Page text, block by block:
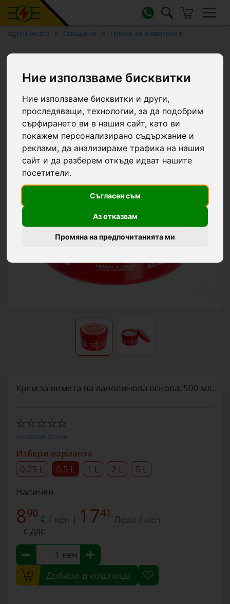
Ние използваме бисквитки
Ние използваме бисквитки и други,
проследяващи, технологии, за да подобрим
сърфирането ви в нашия сайт, като ви
покажем персонализирано съдържание и
реклами, да анализираме трафика на нашия
сайт и да разберем откъде идват нашите
посетители.
Съгласен съм
Аз отказвам
Промяна на предпочитанията ми
Agro Electro Продукти Грижа за животните
0,5 L
Крем за вимета на ланолинова основа, 500 мл.
Напиши отзив
Избери варианта
0,25 L
0,5 L 1 L 2 L
5 L
Наличен.
890 € / кен | 1741 Лева / кен
С ДДС
кен
Добави в кошница